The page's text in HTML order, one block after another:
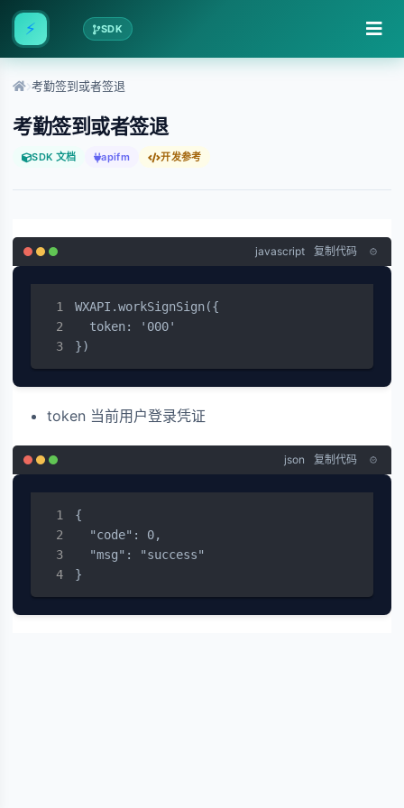
⚡ SDK
考勤签到或者签退
考勤签到或者签退
SDK 文档 apifm 开发参考
javascript 复制代码
WXAPI.workSignSign({
  token: '000'
})
token 当前用户登录凭证
json 复制代码
{
  "code": 0,
  "msg": "success"
}